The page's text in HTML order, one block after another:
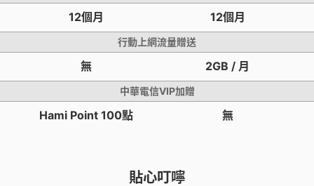
行動上網流量贈送
中華電信VIP加贈
12個月
無
Hami Point 100點
12個月
2GB / 月
無
貼心叮嚀